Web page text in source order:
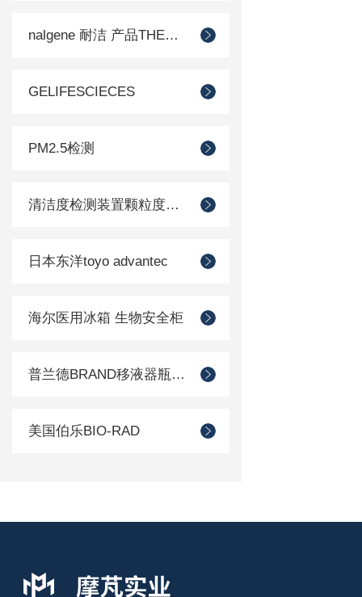
nalgene 耐洁 产品THERMO 赛默飞
GELIFESCIECES
PM2.5检测
清洁度检测装置颗粒度检测
日本东洋toyo advantec
海尔医用冰箱 生物安全柜
普兰德BRAND移液器瓶口分配器
美国伯乐BIO-RAD